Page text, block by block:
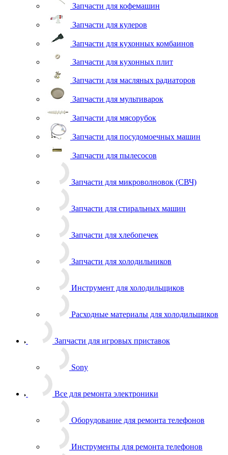
Запчасти для кофемашин
Запчасти для кулеров
Запчасти для кухонных комбаинов
Запчасти для кухонных плит
Запчасти для масляных радиаторов
Запчасти для мультиварок
Запчасти для мясорубок
Запчасти для посудомоечных машин
Запчасти для пылесосов
Запчасти для хлебопечек
Запчасти для холодильников
Расходные материалы для холодильщиков
Запчасти для игровых приставок
Все для ремонта электроники
Оборудование для ремонта телефонов
Инструменты для ремонта телефонов
Монтажные столы, магнитные коврики